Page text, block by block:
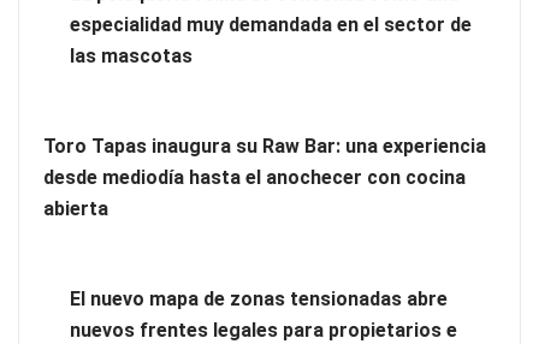
especialidad muy demandada en el sector de
las mascotas
Toro Tapas inaugura su Raw Bar: una experiencia
desde mediodía hasta el anochecer con cocina
abierta
El nuevo mapa de zonas tensionadas abre
nuevos frentes legales para propietarios e